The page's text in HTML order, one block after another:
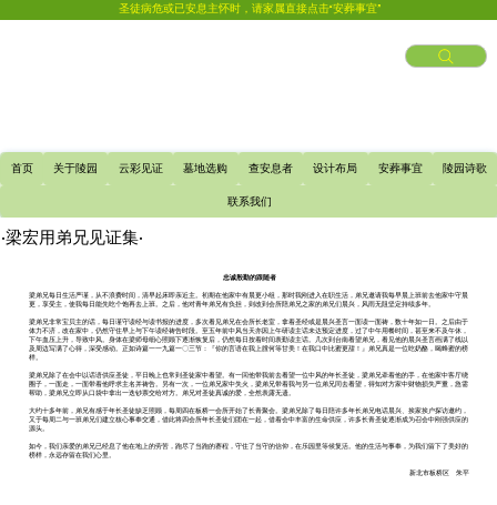
圣徒病危或已安息主怀时，请家属直接点击“安葬事宜”
首页 关于陵园 云彩见证 墓地选购 查安息者 设计布局 安葬事宜 陵园诗歌
联系我们
​·梁宏用弟兄见证集·
忠诚殷勤的跟随者
梁弟兄每日生活严谨，从不浪费时间，清早起床即亲近主。初期在他家中有晨更小组，那时我刚进入在职生活，弟兄邀请我每早晨上班前去他家中守晨
更，享受主，使我每日能先吃个饱再去上班。之后，他对青年弟兄有负担，则改到会所陪弟兄之家的弟兄们晨兴，风雨无阻坚定持续多年。
梁弟兄非常宝贝主的话，每日谨守读经与读书报的进度，多次看见弟兄在会所长老室，拿着圣经或是晨兴圣言一面读一面祷，数十年如一日。之后由于
体力不济，改在家中，仍然守住早上与下午读经祷告时段。至五年前中风当天亦因上午研读主话未达预定进度，过了中午用餐时间，甚至来不及午休，
下午血压上升，导致中风。身体在梁师母细心照顾下逐渐恢复后，仍然每日按着时间表勤读主话。几次到台南看望弟兄，看见他的晨兴圣言画满了线以
及周边写满了心得，深受感动。正如诗篇一一九篇一〇三节：『你的言语在我上膛何等甘美！在我口中比蜜更甜！』弟兄真是一位吃奶酪，喝蜂蜜的榜
样。
梁弟兄除了在会中以话语供应圣徒，平日晚上也常到圣徒家中看望。有一回他带我前去看望一位中风的年长圣徒，梁弟兄牵着他的手，在他家中客厅绕
圈子，一面走，一面带着他呼求主名并祷告。另有一次，一位弟兄家中失火，梁弟兄带着我与另一位弟兄同去看望，得知对方家中财物损失严重，急需
帮助，梁弟兄立即从口袋中拿出一迭钞票交给对方。弟兄对圣徒真诚的爱，全然表露无遗。
大约十多年前，弟兄有感于年长圣徒缺乏照顾，每周四在板桥一会所开始了长青聚会。梁弟兄除了每日陪许多年长弟兄电话晨兴、挨家挨户探访邀约，
又于每周二与一班弟兄们建立核心事奉交通，借此将四会所年长圣徒们团在一起，借着会中丰富的生命供应，许多长青圣徒逐渐成为召会中刚强供应的
源头。
如今，我们亲爱的弟兄已经息了他在地上的劳苦，跑尽了当跑的赛程，守住了当守的信仰，在乐园里等候复活。他的生活与事奉，为我们留下了美好的
榜样，永远存留在我们心里。
新北市板桥区 朱平